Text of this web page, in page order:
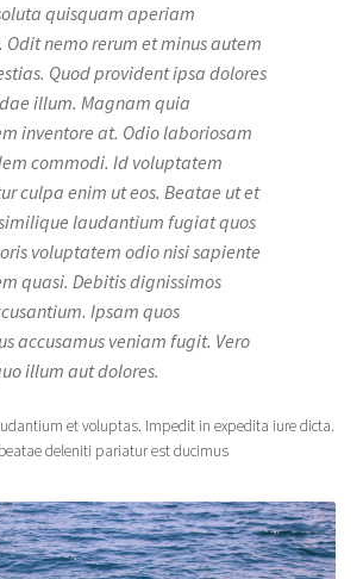
quisquam aperiam
nemo rerum et minus autem
Quod provident ipsa dolores
illum. Magnam quia
inventore at. Odio laboriosam
commodi. Id voluptatem
culpa enim ut eos. Beatae ut et
laudantium fugiat quos
voluptatem odio nisi sapiente
quasi. Debitis dignissimos
Ipsam quos
accusamus veniam fugit. Vero
illum aut dolores.
et voluptas. Impedit in expedita iure dicta.
deleniti pariatur est ducimus